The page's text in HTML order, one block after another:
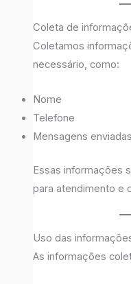
Coleta de
Coletamos
necessário, como:
Nome
Telefone
Mensagens
Essas informações
para atendimento e
Uso das
As informações